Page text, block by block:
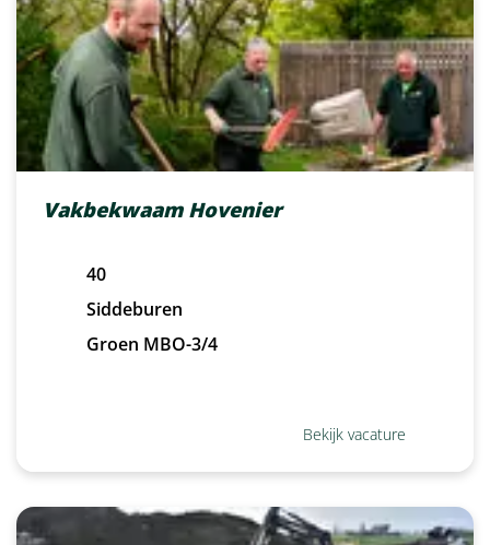
Vakbekwaam Hovenier
40
Siddeburen
Groen MBO-3/4
Bekijk vacature